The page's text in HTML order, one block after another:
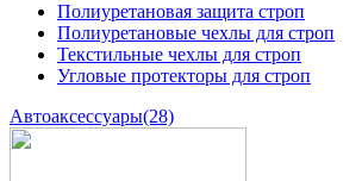
Полиуретановая защита строп
Полиуретановые чехлы для строп
Текстильные чехлы для строп
Угловые протекторы для строп
Автоаксессуары(28)